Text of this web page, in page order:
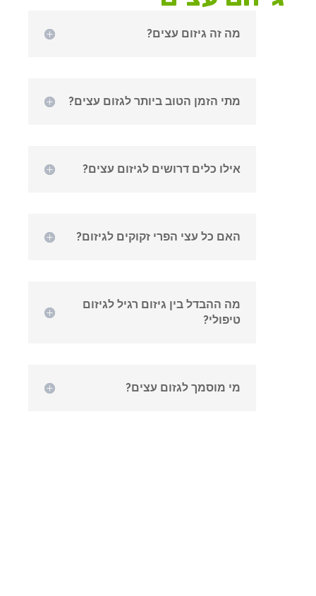
מה זה גיזום עצים?
מתי הזמן הטוב ביותר לגזום עצים?
אילו כלים דרושים לגיזום עצים?
האם כל עצי הפרי זקוקים לגיזום?
מה ההבדל בין גיזום רגיל לגיזום
טיפולי?
מי מוסמך לגזום עצים?